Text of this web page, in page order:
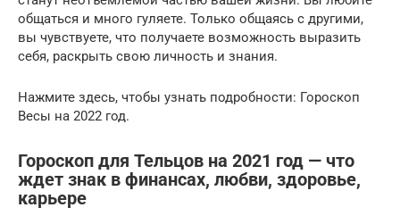
общаться и много гуляете. Только общаясь с другими,
вы чувствуете, что получаете возможность выразить
себя, раскрыть свою личность и знания.
Нажмите здесь, чтобы узнать подробности: Гороскоп
Весы на 2022 год.
Гороскоп для Тельцов на 2021 год — что
ждет знак в финансах, любви, здоровье,
карьере